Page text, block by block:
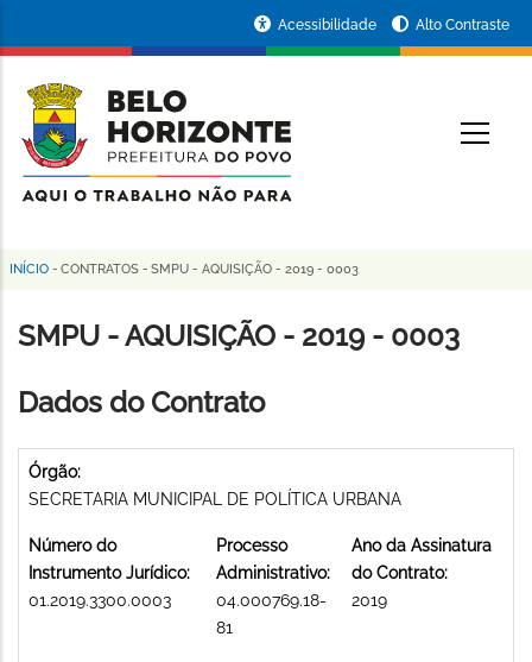
conteúdo
principal
da
Prefeitura
de
Horizonte
Acessibilidade Alto Contraste
Trilha
de
INÍCIO - CONTRATOS - SMPU - AQUISIÇÃO - 2019 - 0003
SMPU - AQUISIÇÃO - 2019 - 0003
Dados do Contrato
Órgão:
SECRETARIA MUNICIPAL DE POLÍTICA URBANA
Número do
Instrumento Jurídico:
01.2019.3300.0003
Processo
Administrativo:
04.000769.18-
81
Ano da Assinatura
do Contrato:
2019